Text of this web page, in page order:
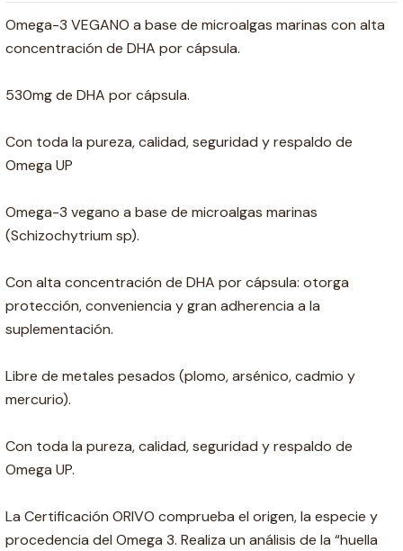
Omega-3 VEGANO a base de microalgas marinas con alta
concentración de DHA por cápsula.
530mg de DHA por cápsula.
Con toda la pureza, calidad, seguridad y respaldo de
Omega UP
Omega-3 vegano a base de microalgas marinas
(Schizochytrium sp).
Con alta concentración de DHA por cápsula: otorga
protección, conveniencia y gran adherencia a la
suplementación.
Libre de metales pesados (plomo, arsénico, cadmio y
mercurio).
Con toda la pureza, calidad, seguridad y respaldo de
Omega UP.
La Certificación ORIVO comprueba el origen, la especie y
procedencia del Omega 3. Realiza un análisis de la “huella